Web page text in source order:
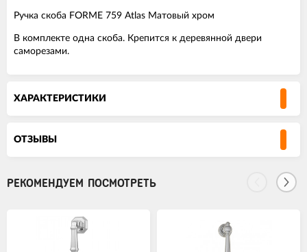
Ручка скоба FORME 759 Atlas Матовый хром
В комплекте одна скоба. Крепится к деревянной двери
саморезами.
ХАРАКТЕРИСТИКИ
ОТЗЫВЫ
РЕКОМЕНДУЕМ ПОСМОТРЕТЬ